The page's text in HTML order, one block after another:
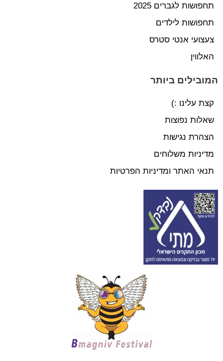
תחפושות לגברים 2025
תחפושות לילדים
צעצועי אנטי סטרס
האלווין
המובילים ביותר
קצת עלינו :)
שאלות נפוצות
הצהרת נגישות
מדיניות משלוחים
תנאי האתר ומדיניות הפרטיות